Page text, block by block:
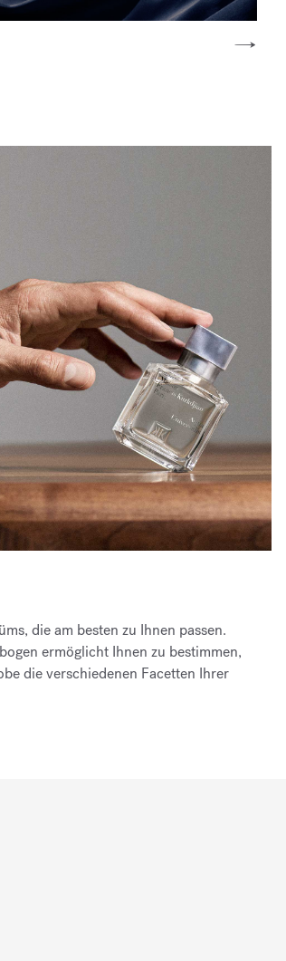
die am besten zu Ihnen passen.
ermöglicht Ihnen zu bestimmen,
die verschiedenen Facetten Ihrer